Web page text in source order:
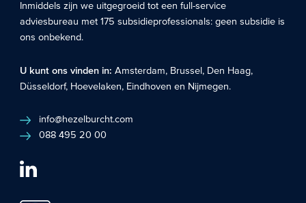
Inmiddels zijn we uitgegroeid tot een full-service
adviesbureau met 175 subsidieprofessionals: geen subsidie is
ons onbekend.
U kunt ons vinden in:Amsterdam, Brussel , Den Haag,
Düsseldorf, Hoevelaken, Eindhoven en Nijmegen.
info@hezelburcht.com
088 495 20 00